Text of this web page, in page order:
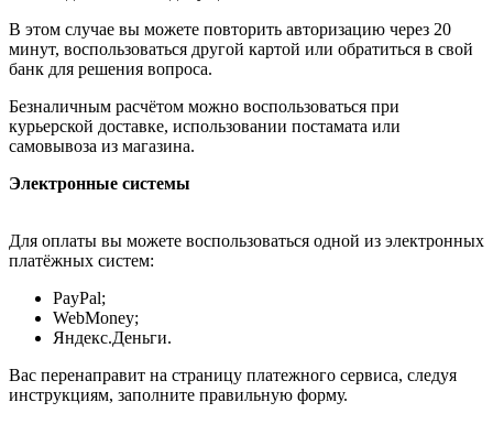
В этом случае вы можете повторить авторизацию через 20
минут, воспользоваться другой картой или обратиться в свой
банк для решения вопроса.
Безналичным расчётом можно воспользоваться при
курьерской доставке, использовании постамата или
самовывоза из магазина.
Электронные системы
Для оплаты вы можете воспользоваться одной из электронных
платёжных систем:
PayPal;
WebMoney;
Яндекс.Деньги.
Вас перенаправит на страницу платежного сервиса, следуя
инструкциям, заполните правильную форму.